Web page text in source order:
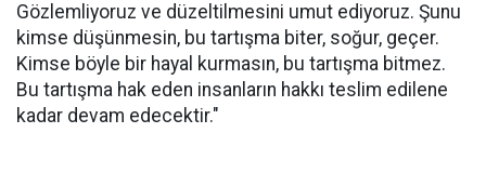
Gözlemliyoruz ve düzeltilmesini umut ediyoruz. Şunu
kimse düşünmesin, bu tartışma biter, soğur, geçer.
Kimse böyle bir hayal kurmasın, bu tartışma bitmez.
Bu tartışma hak eden insanların hakkı teslim edilene
kadar devam edecektir."